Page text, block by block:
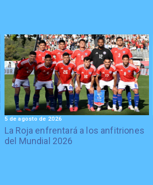
La Roja enfrentará a los anfitriones
del Mundial 2026
5 de agosto de 2026